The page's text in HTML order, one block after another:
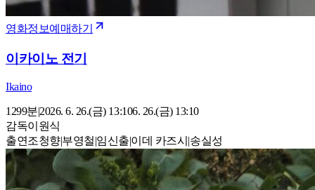
영화정보예매하기
이카이노 전기
Ikaino
1299분|2026. 6. 26.(금) 13:106. 26.(금) 13:10
감독이원식
출연조청향|부영철|임신출|이데 카즈시 |송실성